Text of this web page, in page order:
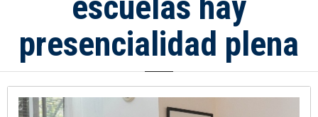
presencialidad plena